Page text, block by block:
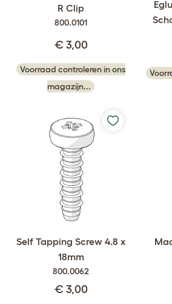
R Clip
800.0101
€ 3,00
Voorraad controleren in ons
magazijn...
Self Tapping Screw 4.8 x
18mm
800.0062
€ 3,00